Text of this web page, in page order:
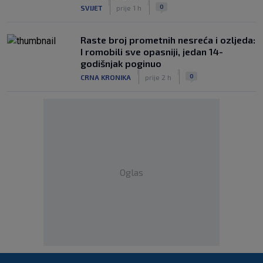
SVIJET prije 1 h 0
Raste broj prometnih nesreća i ozljeda:
I romobili sve opasniji, jedan 14-
godišnjak poginuo
CRNA KRONIKA prije 2 h 0
Oglas